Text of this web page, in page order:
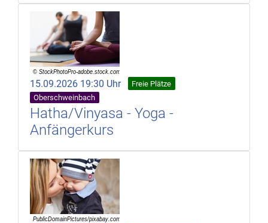
15.09.2026 19:30 Uhr
Freie Plätze
Oberschweinbach
Hatha/Vinyasa - Yoga -
Anfängerkurs